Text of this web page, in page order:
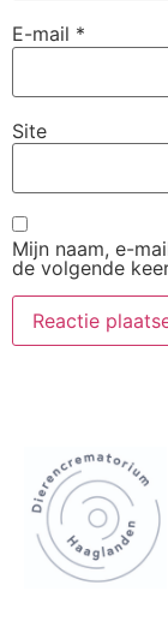
E-mail *
Site
Mijn naam, e-
de volgende